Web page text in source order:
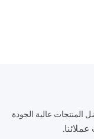
عالية الجودة